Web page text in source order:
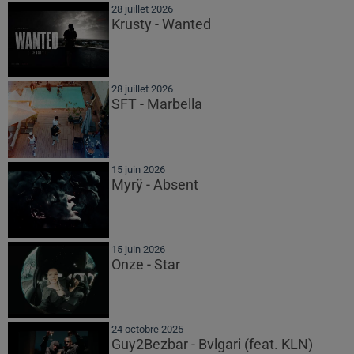
28 juillet 2026
Krusty - Wanted
28 juillet 2026
SFT - Marbella
15 juin 2026
Myrÿ - Absent
15 juin 2026
Onze - Star
24 octobre 2025
Guy2Bezbar - Bvlgari (feat. KLN)